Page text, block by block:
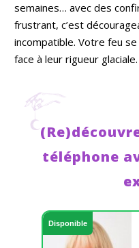
semaines… avec des
frustrant, c’est
incompatible. Votre feu
face à leur rigueur glaciale.
téléphone
Disponible